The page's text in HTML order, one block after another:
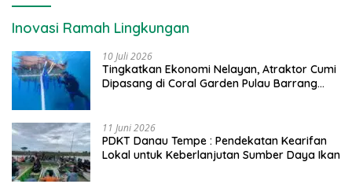
Inovasi Ramah Lingkungan
10 Juli 2026
Tingkatkan Ekonomi Nelayan, Atraktor Cumi
Dipasang di Coral Garden Pulau Barrang
11 Juni 2026
PDKT Danau Tempe : Pendekatan Kearifan
Lokal untuk Keberlanjutan Sumber Daya Ikan